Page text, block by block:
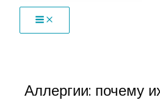
Аллергии: почему